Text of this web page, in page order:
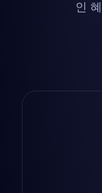
인